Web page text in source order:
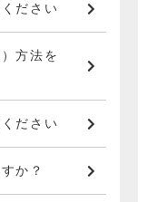
ださい
方法を
ださい
か？